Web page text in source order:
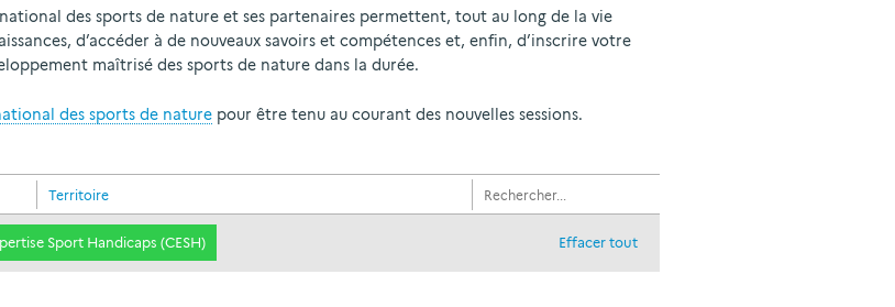
des sports de nature et ses partenaires permettent, tout au long de la vie
d’accéder à de nouveaux savoirs et compétences et, enfin, d’inscrire votre
maîtrisé des sports de nature dans la durée.
des sports de nature pour être tenu au courant des nouvelles sessions.
Territoire
Sport Handicaps (CESH) Effacer tout